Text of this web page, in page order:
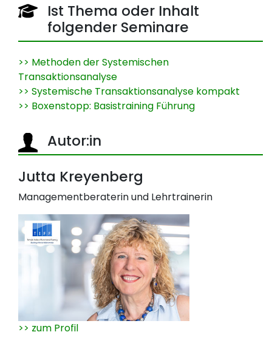
Ist Thema oder Inhalt
folgender Seminare
>> Methoden der Systemischen
Transaktionsanalyse
>> Systemische Transaktionsanalyse kompakt
>> Boxenstopp: Basistraining Führung
Autor:in
Jutta Kreyenberg
Managementberaterin und Lehrtrainerin
>> zum Profil